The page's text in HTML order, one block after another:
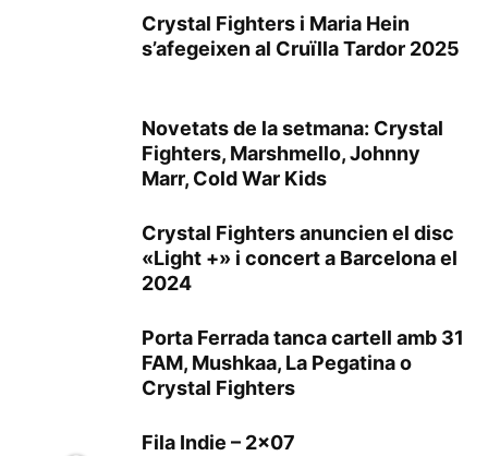
Crystal Fighters i Maria Hein
s’afegeixen al Cruïlla Tardor 2025
Novetats de la setmana: Crystal
Fighters, Marshmello, Johnny
Marr, Cold War Kids
Crystal Fighters anuncien el disc
«Light +» i concert a Barcelona el
2024
Porta Ferrada tanca cartell amb 31
FAM, Mushkaa, La Pegatina o
Crystal Fighters
Fila Indie – 2×07